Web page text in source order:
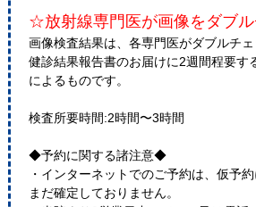
☆放射線専門医が画像をダブル
画像検査結果は、各専門医がダブルチェ
健診結果報告書のお届けに2週間程要す
によるものです。
検査所要時間:2時間〜3時間
◆予約に関する諸注意◆
・インターネットでのご予約は、仮予
まだ確定しておりません。